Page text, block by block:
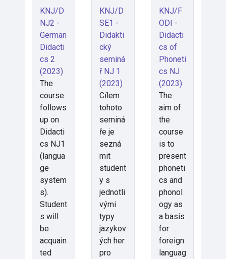
KNJ/D
NJ2 -
German
Didacti
cs 2
(2023)
The
course
follows
up on
Didacti
cs NJ1
(langua
ge
system
s).
Student
s will
be
acquain
ted
KNJ/D
SE1 -
Didakti
cký
seminá
ř NJ 1
(2023)
Cílem
tohoto
seminá
ře je
sezná
mit
student
y s
jednotli
vými
typy
jazykov
ých her
pro
KNJ/F
ODI -
Didacti
cs of
Phoneti
cs NJ
(2023)
The
aim of
the
course
is to
present
phoneti
cs and
phonol
ogy as
a basis
for
foreign
languag